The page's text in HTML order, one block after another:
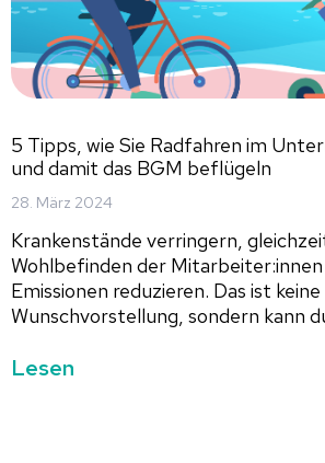
5 Tipps, wie Sie Radfahren im
und damit das BGM beflügeln
28. März 2024
Krankenstände verringern,
Wohlbefinden der
Emissionen reduzieren. Das ist keine
Wunschvorstellung, sondern kann
Lesen